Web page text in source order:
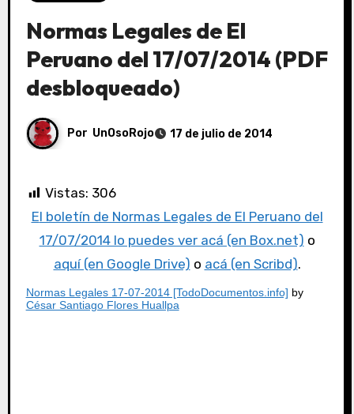
Normas Legales de El
Peruano del 17/07/2014 (PDF
desbloqueado)
Por UnOsoRojo 17 de julio de 2014
Vistas: 306
El boletín de Normas Legales de El Peruano del
17/07/2014 lo puedes ver acá (en Box.net) o
aquí (en Google Drive) o acá (en Scribd).
Normas Legales 17-07-2014 [TodoDocumentos.info] by
César Santiago Flores Huallpa